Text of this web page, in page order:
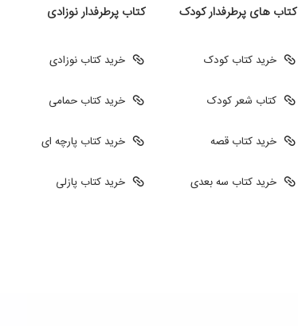
کتاب های پرطرفدار کودک
خرید کتاب کودک
کتاب شعر کودک
خرید کتاب قصه
خرید کتاب سه بعدی
کتاب پرطرفدار نوزادی
خرید کتاب نوزادی
خرید کتاب حمامی
خرید کتاب پارچه ای
خرید کتاب پازلی